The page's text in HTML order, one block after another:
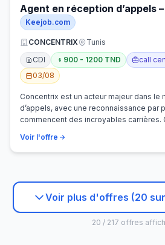
Agent en réception d’appels
Keejob.com
CONCENTRIX
Tunis
CDI
900 - 1200 TND
call
03/08
Concentrix est un acteur majeur dans le
d’appels, avec une reconnaissance par
commencent des incroyables carrières.
Voir l'offre
Voir plus d'offres (20
20 / 217 offres